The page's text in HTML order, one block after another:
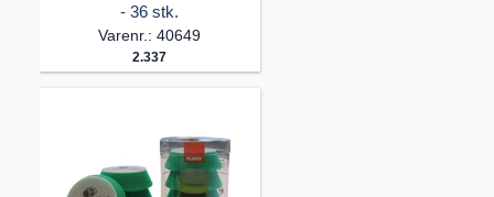
- 36 stk.
Varenr.: 40649
2.337